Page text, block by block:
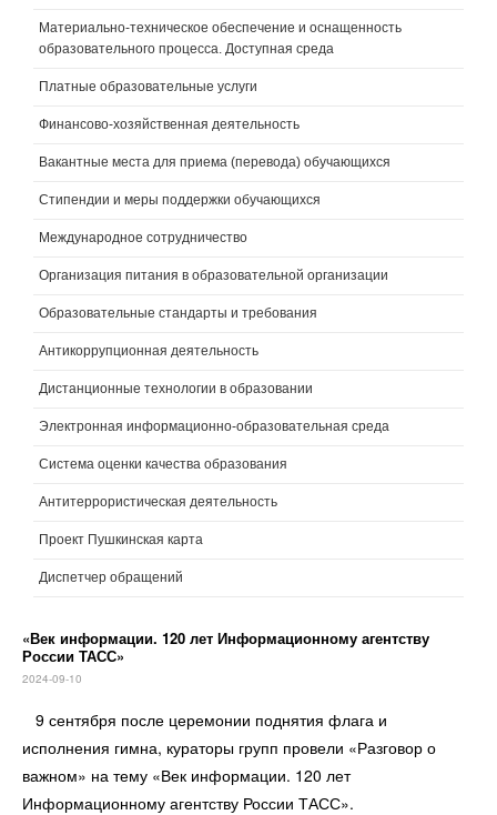
Материально-техническое обеспечение и оснащенность
образовательного процесса. Доступная среда
Платные образовательные услуги
Финансово-хозяйственная деятельность
Вакантные места для приема (перевода) обучающихся
Стипендии и меры поддержки обучающихся
Международное сотрудничество
Организация питания в образовательной организации
Образовательные стандарты и требования
Антикоррупционная деятельность
Дистанционные технологии в образовании
Электронная информационно-образовательная среда
Система оценки качества образования
Антитеррористическая деятельность
Проект Пушкинская карта
Диспетчер обращений
«Век информации. 120 лет Информационному агентству
России ТАСС»
2024-09-10
9 сентября после церемонии поднятия флага и
исполнения гимна, кураторы групп провели «Разговор о
важном» на тему «Век информации. 120 лет
Информационному агентству России ТАСС».